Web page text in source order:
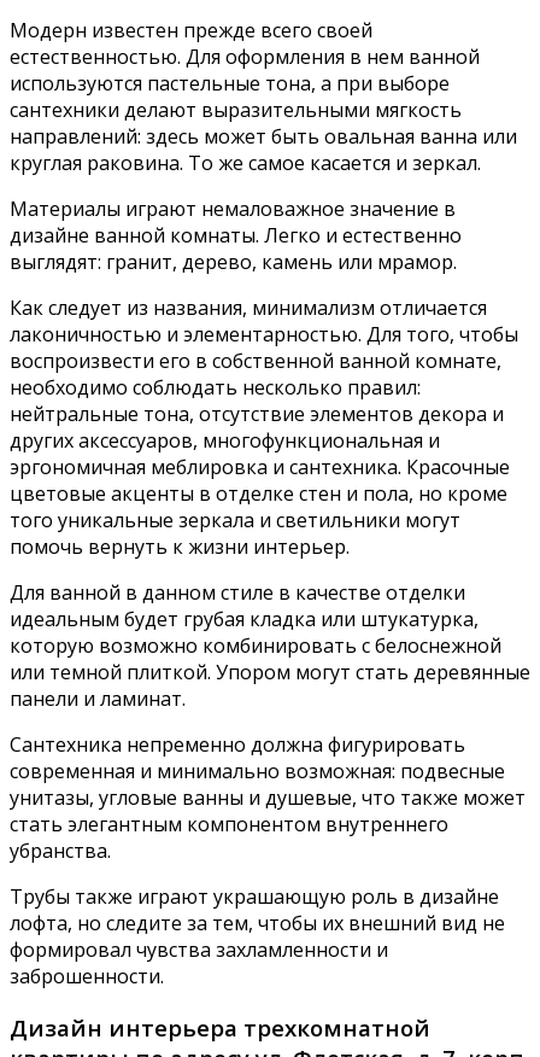
Модерн известен прежде всего своей
естественностью. Для оформления в нем ванной
используются пастельные тона, а при выборе
сантехники делают выразительными мягкость
направлений: здесь может быть овальная ванна или
круглая раковина. То же самое касается и зеркал.
Материалы играют немаловажное значение в
дизайне ванной комнаты. Легко и естественно
выглядят: гранит, дерево, камень или мрамор.
Как следует из названия, минимализм отличается
лаконичностью и элементарностью. Для того, чтобы
воспроизвести его в собственной ванной комнате,
необходимо соблюдать несколько правил:
нейтральные тона, отсутствие элементов декора и
других аксессуаров, многофункциональная и
эргономичная меблировка и сантехника. Красочные
цветовые акценты в отделке стен и пола, но кроме
того уникальные зеркала и светильники могут
помочь вернуть к жизни интерьер.
Для ванной в данном стиле в качестве отделки
идеальным будет грубая кладка или штукатурка,
которую возможно комбинировать с белоснежной
или темной плиткой. Упором могут стать деревянные
панели и ламинат.
Сантехника непременно должна фигурировать
современная и минимально возможная: подвесные
унитазы, угловые ванны и душевые, что также может
стать элегантным компонентом внутреннего
убранства.
Трубы также играют украшающую роль в дизайне
лофта, но следите за тем, чтобы их внешний вид не
формировал чувства захламленности и
заброшенности.
Дизайн интерьера трехкомнатной